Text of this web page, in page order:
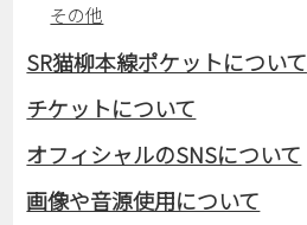
その他
SR猫柳本線ポケットについて
チケットについて
オフィシャルのSNSについて
画像や音源使用について